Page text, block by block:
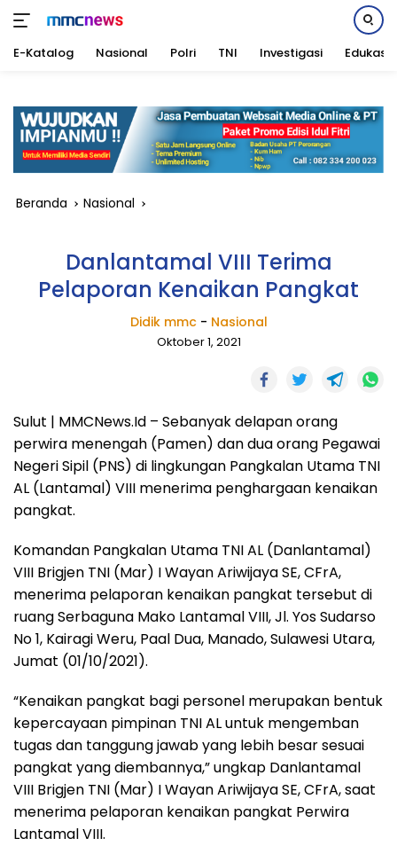
konten
E-Katalog Nasional Polri TNI Investigasi Edukasi
Beranda Nasional
Danlantamal VIII Terima
Pelaporan Kenaikan Pangkat
Didik mmc- Nasional
Oktober 1, 2021
Sulut | MMCNews.Id – Sebanyak delapan orang
perwira menengah (Pamen) dan dua orang Pegawai
Negeri Sipil (PNS) di lingkungan Pangkalan Utama TNI
AL (Lantamal) VIII menerima penghargaan kenaikan
pangkat.
Komandan Pangkalan Utama TNI AL (Danlantamal)
VIII Brigjen TNI (Mar) I Wayan Ariwijaya SE, CFrA,
menerima pelaporan kenaikan pangkat tersebut di
ruang Serbaguna Mako Lantamal VIII, Jl. Yos Sudarso
No 1, Kairagi Weru, Paal Dua, Manado, Sulawesi Utara,
Jumat (01/10/2021).
“Kenaikan pangkat bagi personel merupakan bentuk
kepercayaan pimpinan TNI AL untuk mengemban
tugas dan tanggung jawab yang lebih besar sesuai
pangkat yang diembannya,” ungkap Danlantamal
VIII Brigjen TNI (Mar) I Wayan Ariwijaya SE, CFrA, saat
menerima pelaporan kenaikan pangkat Perwira
Lantamal VIII.